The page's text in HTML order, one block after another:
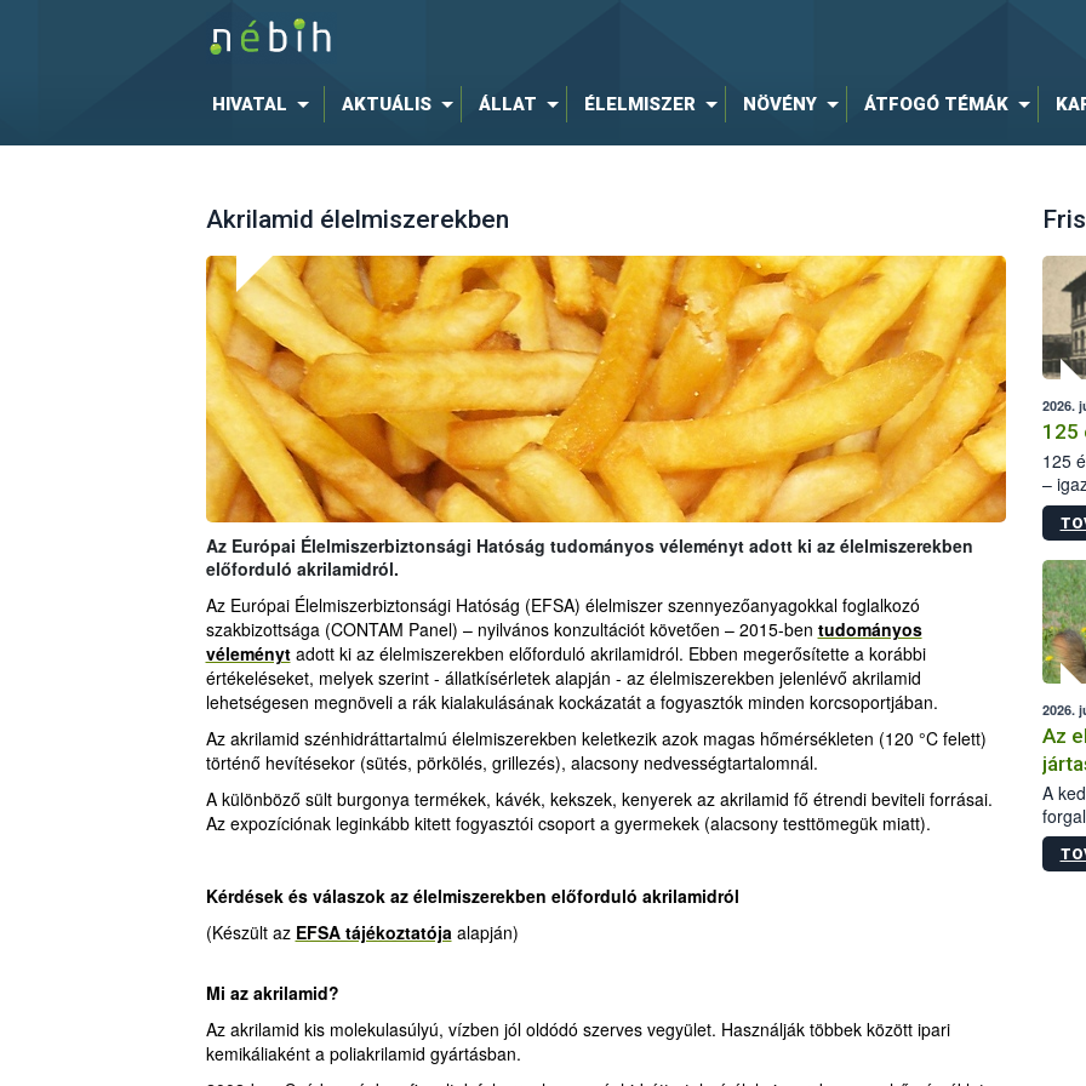
HIVATAL AKTUÁLIS ÁLLAT ÉLELMISZER NÖVÉNY ÁTFOGÓ TÉMÁK
Akrilamid élelmiszerekben
Az Európai Élelmiszerbiztonsági Hatóság tudományos véleményt adott ki az élelmiszerekben
előforduló akrilamidról.
Az Európai Élelmiszerbiztonsági Hatóság (EFSA) élelmiszer szennyezőanyagokkal foglalkozó
szakbizottsága (CONTAM Panel) – nyilvános konzultációt követően – 2015-ben tudományos
véleménytadott ki az élelmiszerekben előforduló akrilamidról. Ebben megerősítette a korábbi
értékeléseket, melyek szerint - állatkísérletek alapján - az élelmiszerekben jelenlévő akrilamid
lehetségesen megnöveli a rák kialakulásának kockázatát a fogyasztók minden korcsoportjában.
Az akrilamid szénhidráttartalmú élelmiszerekben keletkezik azok magas hőmérsékleten (120 °C felett)
történő hevítésekor (sütés, pörkölés, grillezés), alacsony nedvességtartalomnál.
A különböző sült burgonya termékek, kávék, kekszek, kenyerek az akrilamid fő étrendi beviteli forrásai.
Az expozíciónak leginkább kitett fogyasztói csoport a gyermekek (alacsony testtömegük miatt).
Kérdések és válaszok az élelmiszerekben előforduló akrilamidról
(Készült az EFSA tájékoztatójaalapján)
Mi az akrilamid?
Az akrilamid kis molekulasúlyú, vízben jól oldódó szerves vegyület. Használják többek között ipari
kemikáliaként a poliakrilamid gyártásban.
2026.
125
125
–
15.
2026.
Az
A